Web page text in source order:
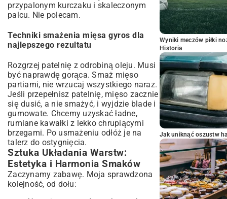
przypalonym kurczaku i skaleczonym
palcu. Nie polecam.
Techniki smażenia mięsa gyros dla
najlepszego rezultatu
Rozgrzej patelnię z odrobiną oleju. Musi
być naprawdę gorąca. Smaż mięso
partiami, nie wrzucaj wszystkiego naraz.
Jeśli przepełnisz patelnię, mięso zacznie
się dusić, a nie smażyć, i wyjdzie blade i
gumowate. Chcemy uzyskać ładne,
rumiane kawałki z lekko chrupiącymi
brzegami. Po usmażeniu odłóż je na
talerz do ostygnięcia.
Sztuka Układania Warstw:
Estetyka i Harmonia Smaków
Zaczynamy zabawę. Moja sprawdzona
kolejność, od dołu:
Wyniki meczów piłki
Historia
Jak uniknąć oszustw